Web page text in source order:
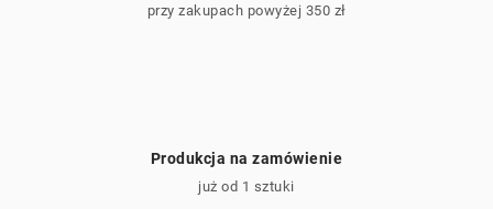
przy zakupach powyżej 350 zł
Produkcja na zamówienie
już od 1 sztuki